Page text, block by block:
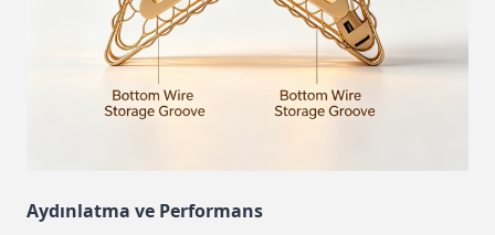
Aydınlatma ve Performans